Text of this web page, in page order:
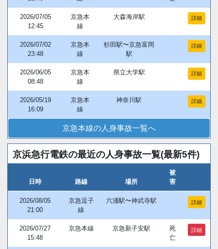
2026/07/05
12:45
京急本
線
大森海岸駅 詳細
2026/07/02
23:48
京急本
線
杉田駅〜京急富岡
駅
詳細
2026/06/05
08:48
京急本
線
県立大学駅 詳細
2026/05/19
16:09
京急本
線
神奈川駅 詳細
京急本線の人身事故一覧へ
京浜急行電鉄の最近の人身事故一覧(最新5件)
日時 路線 場所
被
害
2026/08/05
21:00
京急逗子
線
六浦駅〜神武寺駅 詳細
2026/07/27
15:48
京急本線 京急新子安駅
死
亡
詳細